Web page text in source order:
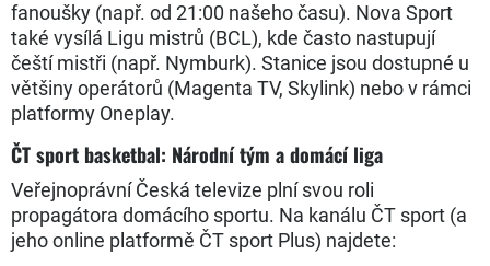
fanoušky (např. od 21:00 našeho času). Nova Sport
také vysílá Ligu mistrů (BCL), kde často nastupují
čeští mistři (např. Nymburk). Stanice jsou dostupné u
většiny operátorů (Magenta TV, Skylink) nebo v rámci
platformy Oneplay.
ČT sport basketbal: Národní tým a domácí liga
Veřejnoprávní Česká televize plní svou roli
propagátora domácího sportu. Na kanálu ČT sport (a
jeho online platformě ČT sport Plus) najdete: